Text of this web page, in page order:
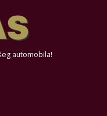
automobila!